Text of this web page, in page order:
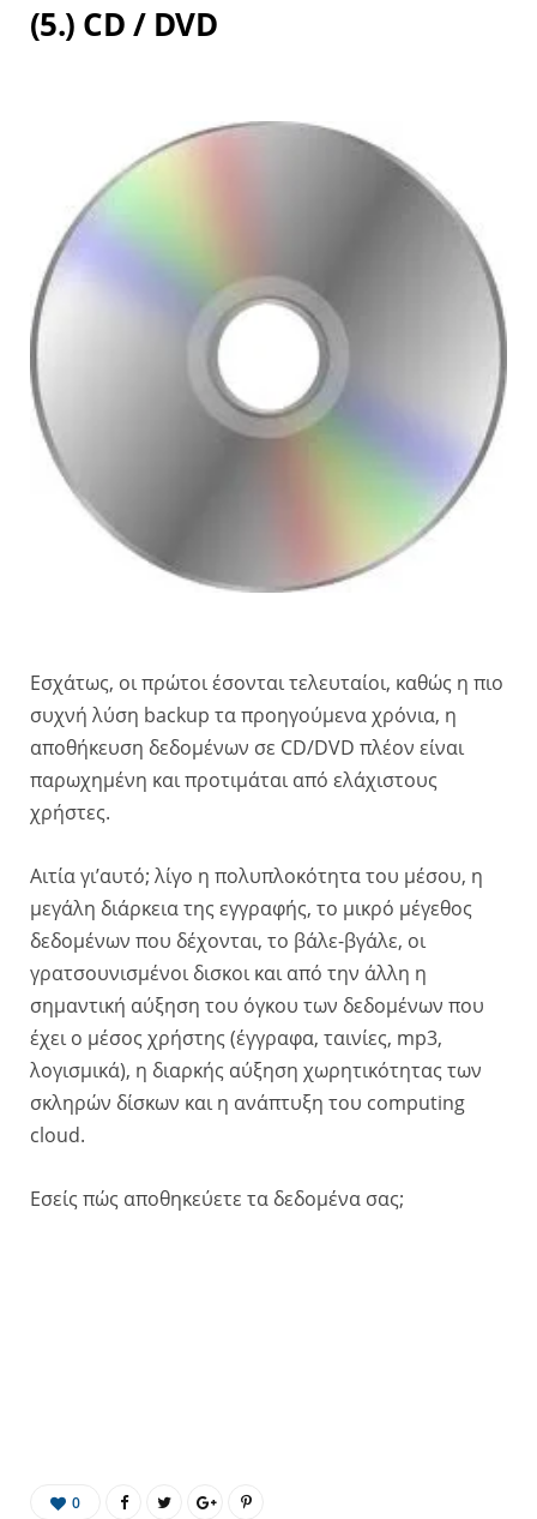
(5.) CD / DVD
Εσχάτως, οι πρώτοι έσονται τελευταίοι, καθώς η πιο
συχνή λύση backup τα προηγούμενα χρόνια, η
αποθήκευση δεδομένων σε CD/DVD πλέον είναι
παρωχημένη και προτιμάται από ελάχιστους
χρήστες.
Αιτία γι’αυτό; λίγο η πολυπλοκότητα του μέσου, η
μεγάλη διάρκεια της εγγραφής, το μικρό μέγεθος
δεδομένων που δέχονται, το βάλε-βγάλε, οι
γρατσουνισμένοι δισκοι και από την άλλη η
σημαντική αύξηση του όγκου των δεδομένων που
έχει ο μέσος χρήστης (έγγραφα, ταινίες, mp3,
λογισμικά), η διαρκής αύξηση χωρητικότητας των
σκληρών δίσκων και η ανάπτυξη του computing
cloud.
Εσείς πώς αποθηκεύετε τα δεδομένα σας;
0